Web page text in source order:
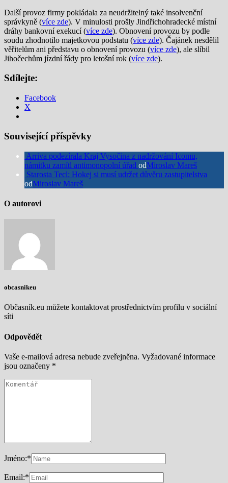
Další provoz firmy pokládala za neudržitelný také insolvenční
správkyně (více zde). V minulosti prošly Jindřichohradecké místní
dráhy bankovní exekucí (více zde). Obnovení provozu by podle
soudu zhodnotilo majetkovou podstatu (více zde). Čajánek nesdělil
věřitelům ani představu o obnovení provozu (více zde), ale slíbil
Jihočechům jízdní řády pro letošní rok (více zde).
Sdílejte:
Facebook
X
Související příspěvky
Arriva podezírala Kraj Vysočina z nadržování Icomu,
námitku zamítl antimonopolní úřad odMiroslav Mareš
Starosta Tecl: Hokej si musí udržet důvěru zastupitelstva
odMiroslav Mareš
O autorovi
obcasnikeu
Občasník.eu můžete kontaktovat prostřednictvím profilu v sociální
síti
Odpovědět
Vaše e-mailová adresa nebude zveřejněna. Vyžadované informace
jsou označeny *
Jméno:*
Email:*